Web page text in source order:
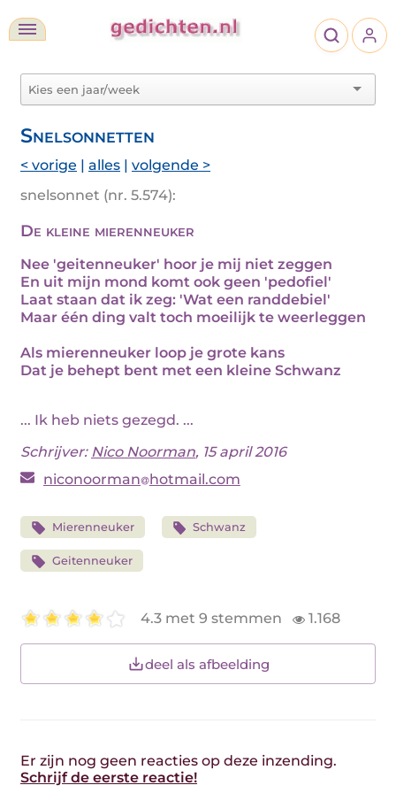
Snelsonnetten
< vorige | alles | volgende >
snelsonnet (nr. 5.574):
De kleine mierenneuker
Nee 'geitenneuker' hoor je mij niet zeggen
En uit mijn mond komt ook geen 'pedofiel'
Laat staan dat ik zeg: 'Wat een randdebiel'
Maar één ding valt toch moeilijk te weerleggen
Als mierenneuker loop je grote kans
Dat je behept bent met een kleine Schwanz
... Ik heb niets gezegd. ...
Schrijver: Nico Noorman, 15 april 2016
niconoorman hotmail.com
Mierenneuker Schwanz
Geitenneuker
4.3 met 9 stemmen 1.168
deel als afbeelding
Er zijn nog geen reacties op deze inzending.
Schrijf de eerste reactie!